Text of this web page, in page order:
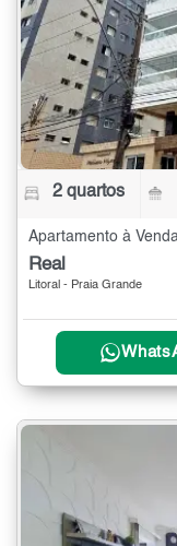
2 quartos
Apartamento à
Real
Litoral - Praia Grande